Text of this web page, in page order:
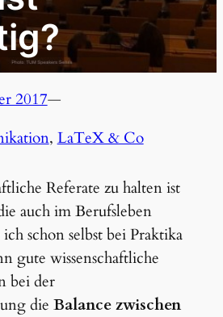
2017—
, LaTeX & Co
Referate zu halten ist
auch im Berufsleben
schon selbst bei Praktika
gute wissenschaftliche
bei der
die Balance zwischen